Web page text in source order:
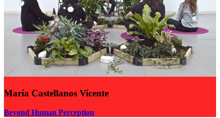
María Castellanos Vicente
Beyond Human Perception